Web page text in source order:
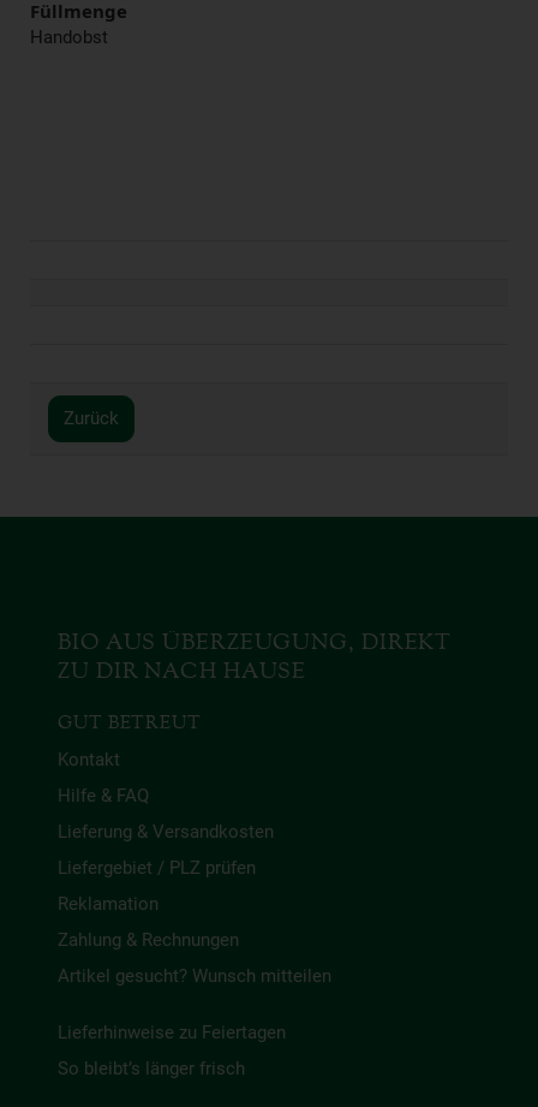
Füllmenge
Handobst
Zurück
BIO AUS ÜBERZEUGUNG, DIREKT
ZU DIR NACH HAUSE
GUT BETREUT
Kontakt
Hilfe & FAQ
Lieferung & Versandkosten
Liefergebiet / PLZ prüfen
Reklamation
Zahlung & Rechnungen
Artikel gesucht? Wunsch mitteilen
Lieferhinweise zu Feiertagen
So bleibt’s länger frisch